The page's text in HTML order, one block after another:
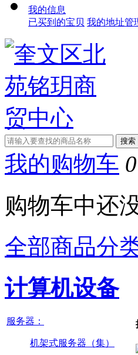
我的信息
已买到的宝贝 我的地址管
我的购物车 0
购物车中还
全部商品分
计算机设备
服务器：
机架式服务器（集）